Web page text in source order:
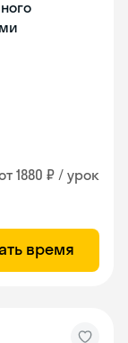
1880 ₽ / урок
время